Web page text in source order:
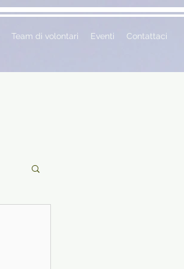
Team di volontari Eventi Contattaci